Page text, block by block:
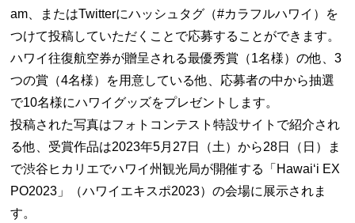
am、またはTwitterにハッシュタグ（#カラフルハワイ）を
つけて投稿していただくことで応募することができます。
ハワイ往復航空券が贈呈される最優秀賞（1名様）の他、3
つの賞（4名様）を用意している他、応募者の中から抽選
で10名様にハワイグッズをプレゼントします。
投稿された写真はフォトコンテスト特設サイトで紹介され
る他、受賞作品は2023年5月27日（土）から28日（日）ま
で渋谷ヒカリエでハワイ州観光局が開催する「Hawaiʻi EX
PO2023」（ハワイエキスポ2023）の会場に展示されま
す。